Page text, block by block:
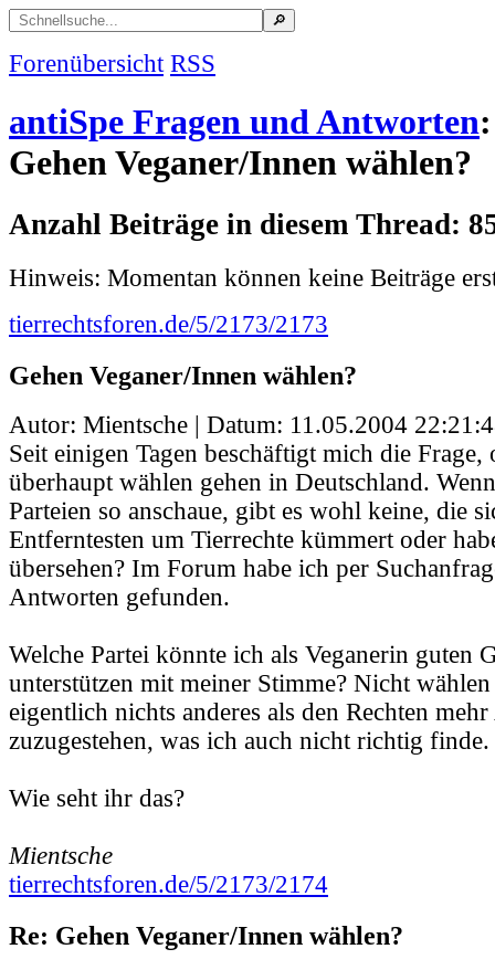
Forenübersicht RSS
antiSpe Fragen und Antworten:
Gehen Veganer/Innen wählen?
Anzahl Beiträge in diesem Thread:
Hinweis: Momentan können keine Beiträge
tierrechtsforen.de/5/2173/2173
Gehen Veganer/Innen wählen?
Autor: Mientsche | Datum: 11.05.2004
Seit einigen Tagen beschäftigt mich die Frage,
überhaupt wählen gehen in Deutschland.
Parteien so anschaue, gibt es wohl keine, die
Entferntesten um Tierrechte kümmert oder
übersehen? Im Forum habe ich per
Antworten gefunden.
Welche Partei könnte ich als Veganerin guten
unterstützen mit meiner Stimme? Nicht
eigentlich nichts anderes als den Rechten
zuzugestehen, was ich auch nicht richtig finde.
Wie seht ihr das?
Mientsche
tierrechtsforen.de/5/2173/2174
Re: Gehen Veganer/Innen wählen?